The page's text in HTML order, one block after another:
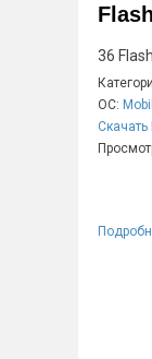
36
ОС:
Скачать